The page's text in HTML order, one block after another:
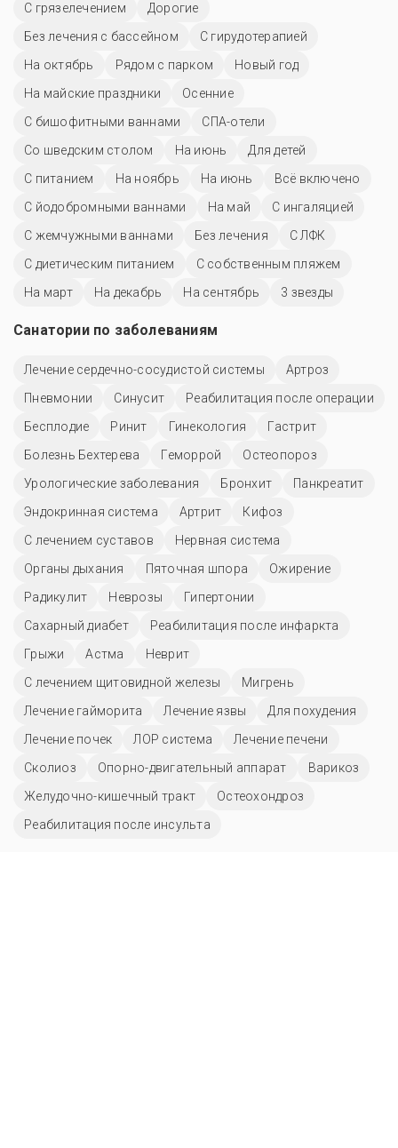
С грязелечением
Дорогие
Без лечения с бассейном
С гирудотерапией
На октябрь
Рядом с парком
Новый год
На майские праздники
Осенние
С бишофитными ваннами
СПА-отели
Со шведским столом
На июнь
Для детей
С питанием
На ноябрь На июнь
Всё включено
С йодобромными ваннами
На май
С ингаляцией
С жемчужными ваннами
Без лечения
С ЛФК
С диетическим питанием
С собственным пляжем
На март
На декабрь На сентябрь 3 звезды
Санатории по заболеваниям
Лечение сердечно-сосудистой системы
Артроз
Пневмонии
Синусит
Реабилитация после операции
Бесплодие
Ринит Гинекология
Гастрит
Болезнь Бехтерева
Геморрой
Остеопороз
Урологические заболевания
Бронхит
Панкреатит
Эндокринная система
Артрит
Кифоз
С лечением суставов
Нервная система
Органы дыхания
Пяточная шпора
Ожирение
Радикулит
Неврозы
Гипертонии
Сахарный диабет
Реабилитация после инфаркта
Грыжи
Астма
Неврит
С лечением щитовидной железы
Мигрень
Лечение гайморита
Лечение язвы
Для похудения
Лечение почек
ЛОР система
Лечение печени
Сколиоз
Опорно-двигательный аппарат
Варикоз
Желудочно-кишечный тракт
Остеохондроз
Реабилитация после инсульта